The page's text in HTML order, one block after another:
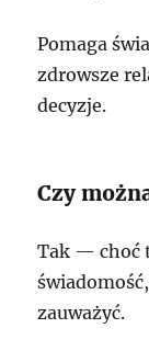
Pomaga
zdrowsze
decyzje.
Czy
Tak — choć
zauważyć.